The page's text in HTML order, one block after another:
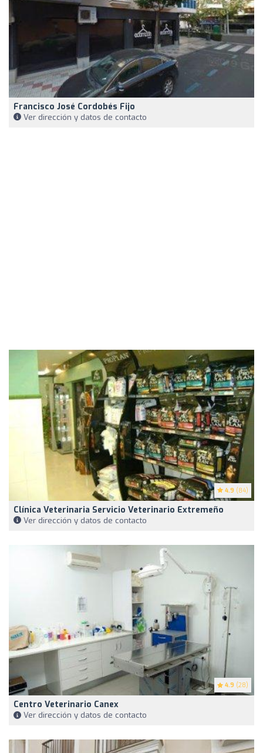
Francisco José Cordobés Fijo
Ver dirección y datos de contacto
4.9 (84)
Clínica Veterinaria Servicio Veterinario Extremeño
Ver dirección y datos de contacto
4.9 (28)
Centro Veterinario Canex
Ver dirección y datos de contacto